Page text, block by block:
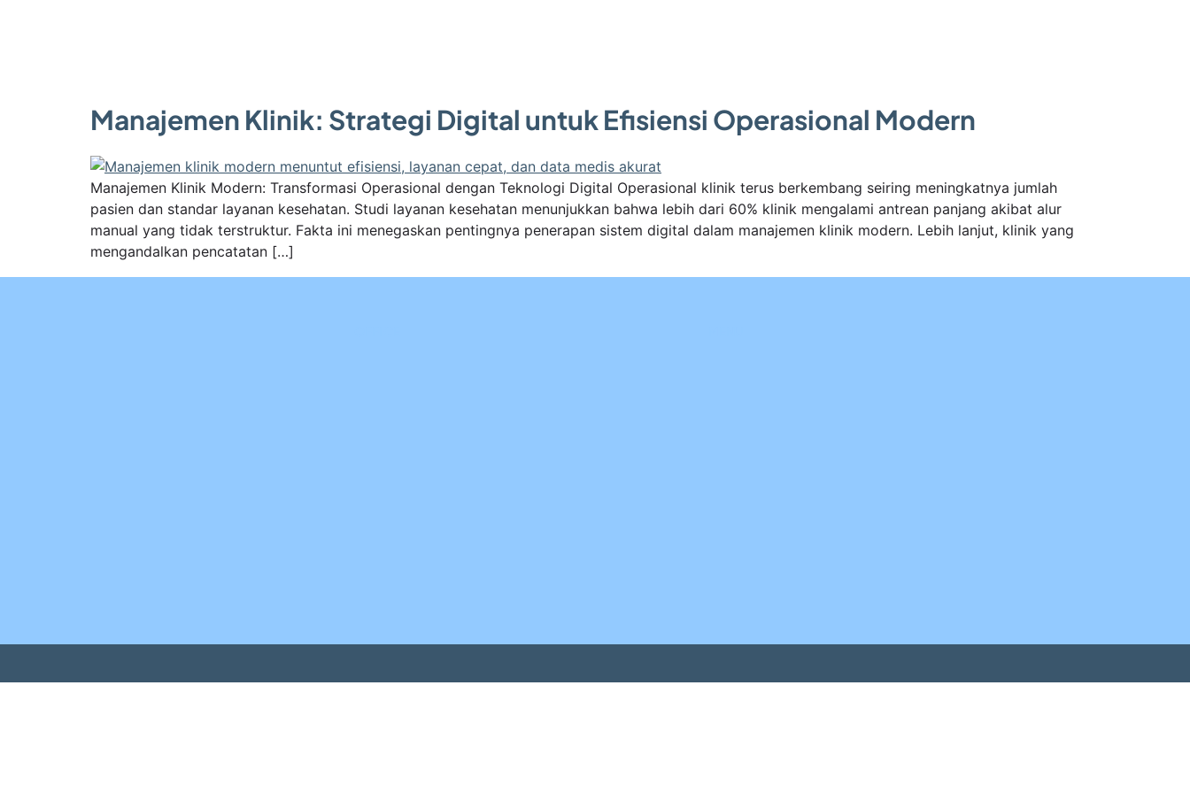
Manajemen Klinik: Strategi Digital untuk Efisiensi Operasional Modern
Manajemen Klinik Modern: Transformasi Operasional dengan Teknologi Digital Operasional klinik terus berkembang seiring meningkatnya jumlah
pasien dan standar layanan kesehatan. Studi layanan kesehatan menunjukkan bahwa lebih dari 60% klinik mengalami antrean panjang akibat alur
manual yang tidak terstruktur. Fakta ini menegaskan pentingnya penerapan sistem digital dalam manajemen klinik modern. Lebih lanjut, klinik yang
mengandalkan pencatatan […]